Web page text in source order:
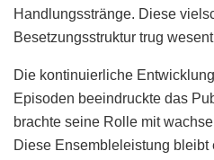
Handlungsstränge. Diese
Besetzungsstruktur trug
Die kontinuierliche
Episoden beeindruckte das
brachte seine Rolle mit
Diese Ensembleleistung bleibt